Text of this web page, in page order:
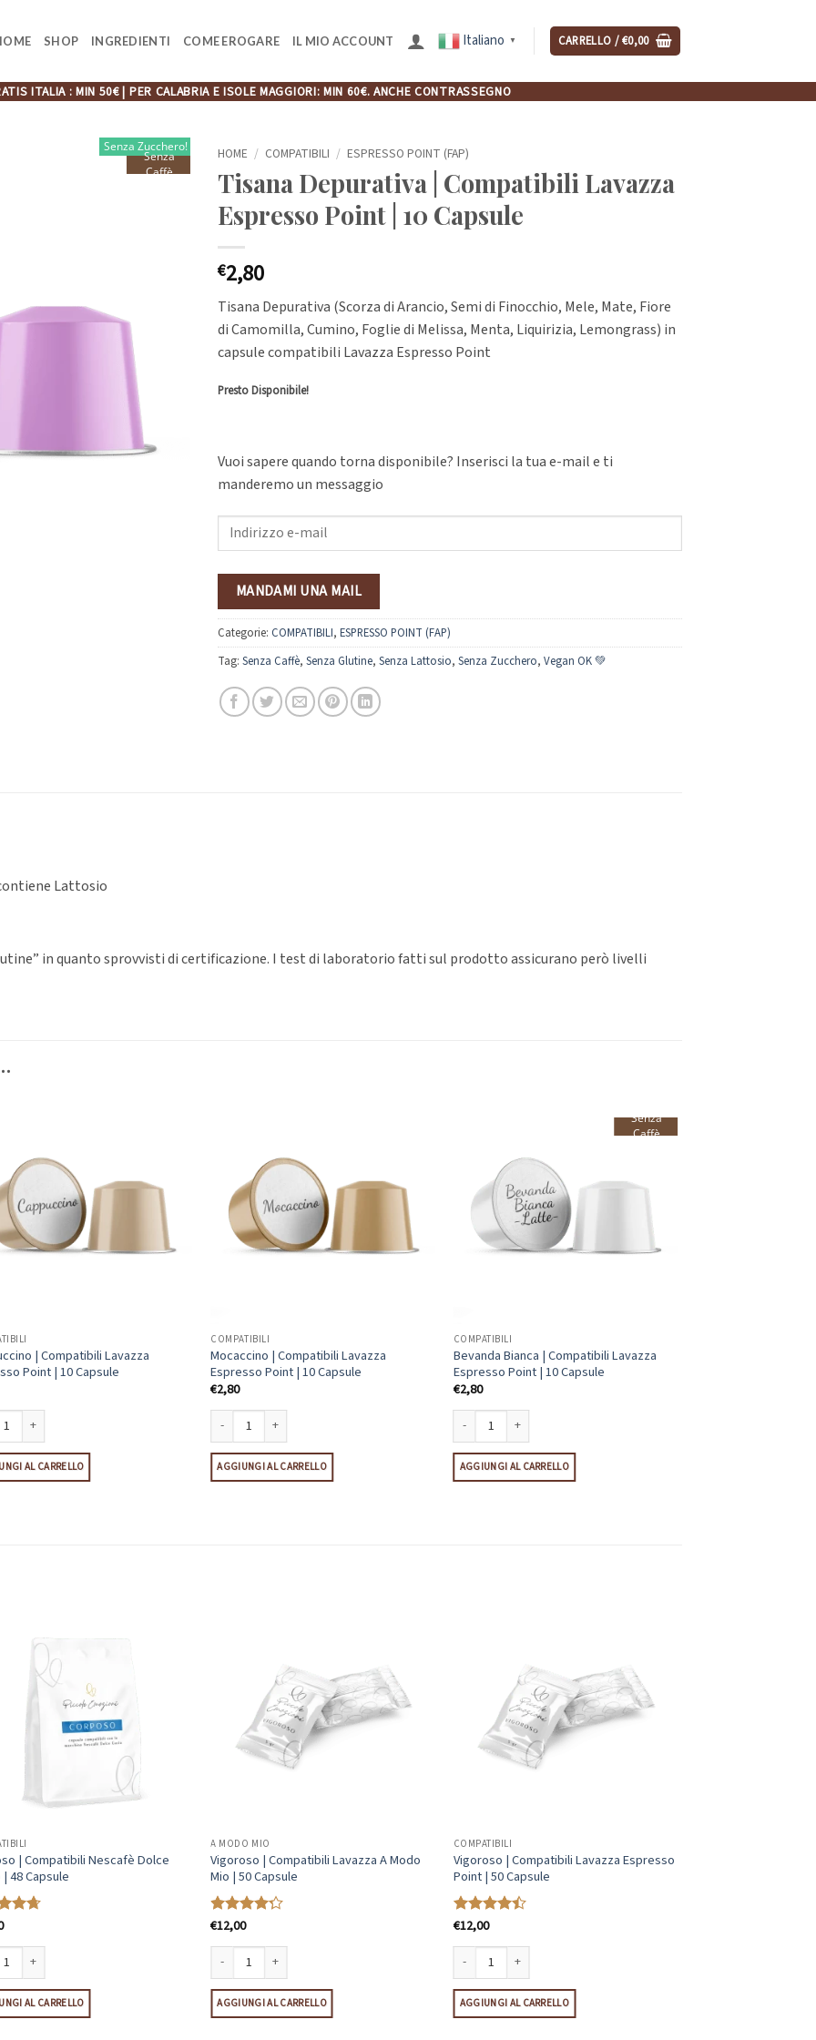
SHOP INGREDIENTI COME EROGARE IL MIO ACCOUNT Italiano ▼ CARRELLO /€0,00
ITALIA : MIN 50€ | PER CALABRIA E ISOLE MAGGIORI: MIN 60€. ANCHE CONTRASSEGNO
Senza Zucchero!
Senza
Caffè
HOME / COMPATIBILI / ESPRESSO POINT (FAP)
Tisana Depurativa | Compatibili Lavazza
Espresso Point | 10 Capsule
€2,80
Tisana Depurativa (Scorza di Arancio, Semi di Finocchio, Mele, Mate, Fiore
di Camomilla, Cumino, Foglie di Melissa, Menta, Liquirizia, Lemongrass) in
capsule compatibili Lavazza Espresso Point
Presto Disponibile!
Vuoi sapere quando torna disponibile? Inserisci la tua e-mail e ti
manderemo un messaggio
Vuoi
sapere
torna
disponibile?
Inserisci
la
tua
e-
mail
MANDAMI UNA MAIL
Categorie: COMPATIBILI, ESPRESSO POINT (FAP)
Tag: Senza Caffè, Senza Glutine, Senza Lattosio, Senza Zucchero, Vegan OK 💚
Lattosio
in quanto sprovvisti di certificazione. I test di laboratorio fatti sul prodotto assicurano però livelli
Capsule quantità
| Compatibili Lavazza
Point | 10 Capsule
| Compatibili Lavazza Espresso Point | 10 Capsule quantità
AL CARRELLO
COMPATIBILI
Mocaccino | Compatibili Lavazza
Espresso Point | 10 Capsule
€2,80
Mocaccino | Compatibili Lavazza Espresso Point | 10 Capsule quantità
AGGIUNGI AL CARRELLO
Senza
Caffè
COMPATIBILI
Bevanda Bianca | Compatibili Lavazza
Espresso Point | 10 Capsule
€2,80
Bevanda Bianca | Compatibili Lavazza Espresso Point | 10 Capsule
AGGIUNGI AL CARRELLO
| Compatibili Nescafè Dolce
48 Capsule
| Compatibili Nescafè Dolce Gusto | 48 Capsule quantità
AL CARRELLO
A MODO MIO
Vigoroso | Compatibili Lavazza A Modo
Mio | 50 Capsule
Valutato
€12,00
Vigoroso | Compatibili Lavazza A Modo Mio | 50 Capsule quantità
AGGIUNGI AL CARRELLO
COMPATIBILI
Vigoroso | Compatibili Lavazza Espresso
Point | 50 Capsule
Valutato
€12,00
Vigoroso | Compatibili Lavazza Espresso Point | 50 Capsule quantità
AGGIUNGI AL CARRELLO